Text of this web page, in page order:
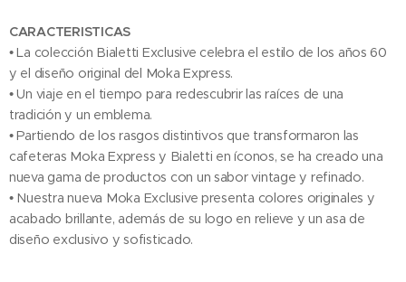
CARACTERISTICAS
• La colección Bialetti Exclusive celebra el estilo de los años 60
y el diseño original del Moka Express.
• Un viaje en el tiempo para redescubrir las raíces de una
tradición y un emblema.
• Partiendo de los rasgos distintivos que transformaron las
cafeteras Moka Express y Bialetti en íconos, se ha creado una
nueva gama de productos con un sabor vintage y refinado.
• Nuestra nueva Moka Exclusive presenta colores originales y
acabado brillante, además de su logo en relieve y un asa de
diseño exclusivo y sofisticado.